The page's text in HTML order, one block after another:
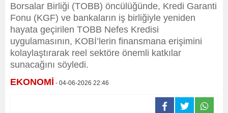
Borsalar Birliği (TOBB) öncülüğünde, Kredi Garanti
Fonu (KGF) ve bankaların iş birliğiyle yeniden
hayata geçirilen TOBB Nefes Kredisi
uygulamasının, KOBİ’lerin finansmana erişimini
kolaylaştırarak reel sektöre önemli katkılar
sunacağını söyledi.
EKONOMİ - 04-06-2026 22:46